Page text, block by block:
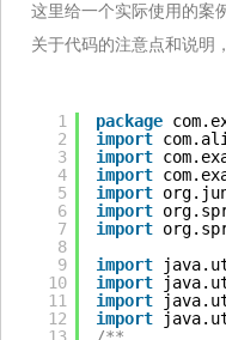
这里给一个实际使用的案
关于代码的注意点和说明
1
2
3
4
5
6
7
8
9
10
11
12
package
import
import
import
import
import
import
import
import
import
import